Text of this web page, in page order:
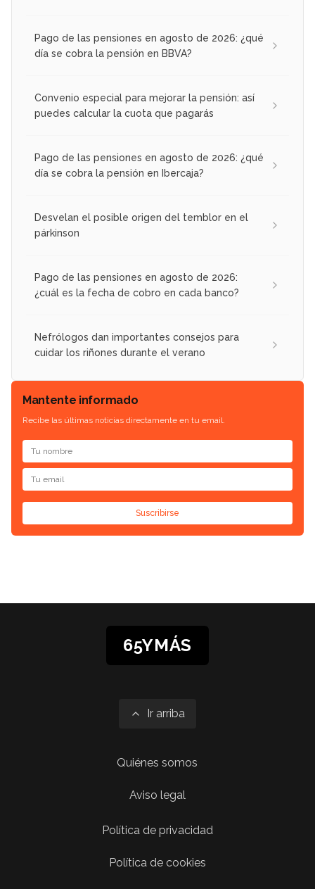
Pago de las pensiones en agosto de 2026: ¿qué
día se cobra la pensión en BBVA?
Convenio especial para mejorar la pensión: así
puedes calcular la cuota que pagarás
Pago de las pensiones en agosto de 2026: ¿qué
día se cobra la pensión en Ibercaja?
Desvelan el posible origen del temblor en el
párkinson
Pago de las pensiones en agosto de 2026:
¿cuál es la fecha de cobro en cada banco?
Nefrólogos dan importantes consejos para
cuidar los riñones durante el verano
Mantente informado
Recibe las últimas noticias directamente en tu email.
Suscribirse
65YMÁS
Ir arriba
Quiénes somos
Aviso legal
Política de privacidad
Política de cookies